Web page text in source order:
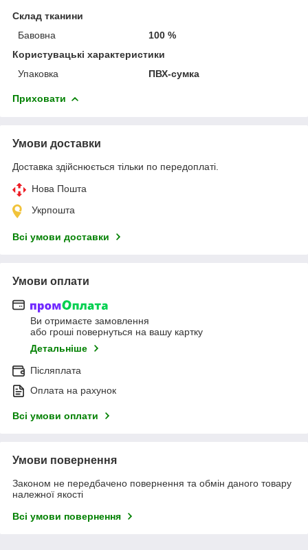
Склад тканини
Бавовна
100 %
Користувацькі характеристики
Упаковка
ПВХ-сумка
Приховати
Умови доставки
Доставка здійснюється тільки по передоплаті.
Нова Пошта
Укрпошта
Всі умови доставки
Умови оплати
Ви отримаєте замовлення
або гроші повернуться на вашу картку
Детальніше
Післяплата
Оплата на рахунок
Всі умови оплати
Умови повернення
Законом не передбачено повернення та обмін даного товару
належної якості
Всі умови повернення